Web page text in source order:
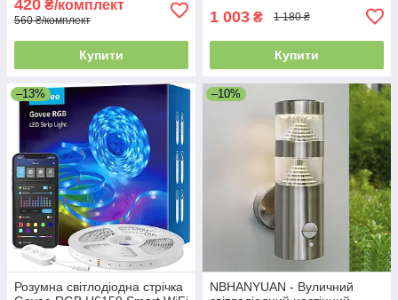
420 ₴/комплект
560 ₴/комплект
Купити
1 003 ₴ 1 180 ₴
Купити
–13%
Розумна світлодіодна стрічка
–10%
NBHANYUAN - Вуличний